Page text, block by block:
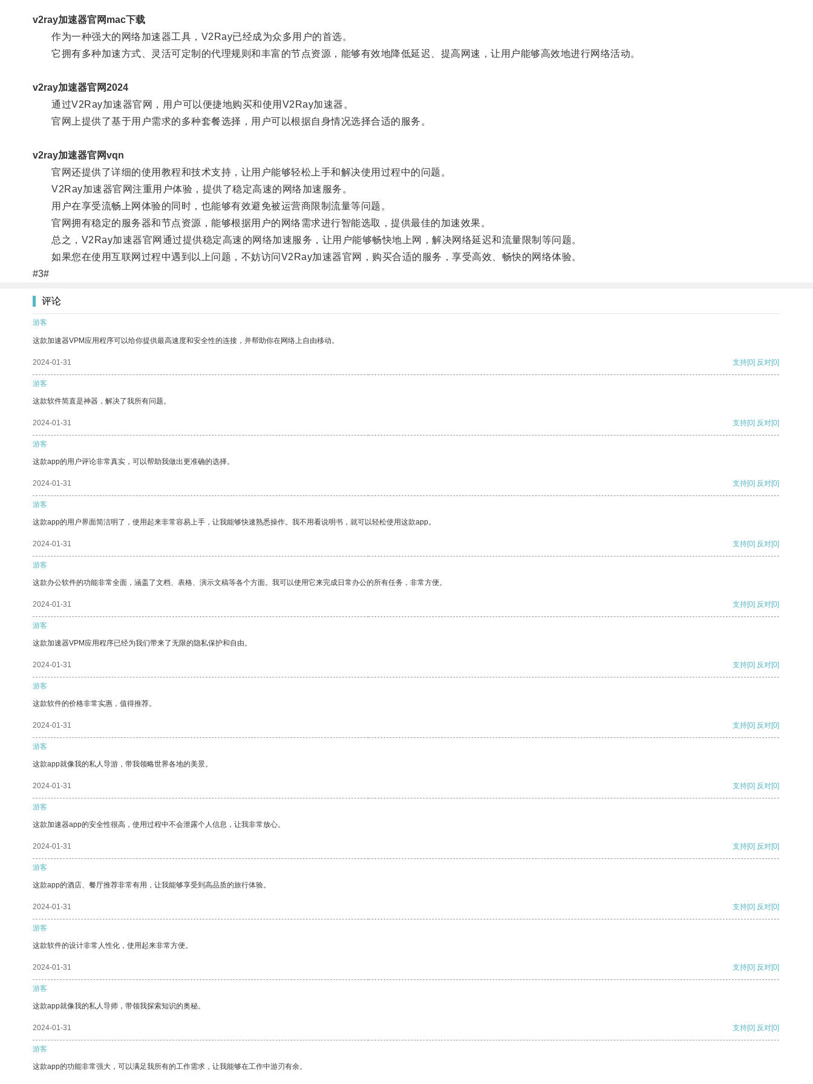
v2ray加速器官网mac下载
作为一种强大的网络加速器工具，V2Ray已经成为众多用户的首选。
它拥有多种加速方式、灵活可定制的代理规则和丰富的节点资源，能够有效地降低延迟、提高网速，让用户能够高效地进行网络活动。
v2ray加速器官网2024
通过V2Ray加速器官网，用户可以便捷地购买和使用V2Ray加速器。
官网上提供了基于用户需求的多种套餐选择，用户可以根据自身情况选择合适的服务。
v2ray加速器官网vqn
官网还提供了详细的使用教程和技术支持，让用户能够轻松上手和解决使用过程中的问题。
V2Ray加速器官网注重用户体验，提供了稳定高速的网络加速服务。
用户在享受流畅上网体验的同时，也能够有效避免被运营商限制流量等问题。
官网拥有稳定的服务器和节点资源，能够根据用户的网络需求进行智能选取，提供最佳的加速效果。
总之，V2Ray加速器官网通过提供稳定高速的网络加速服务，让用户能够畅快地上网，解决网络延迟和流量限制等问题。
如果您在使用互联网过程中遇到以上问题，不妨访问V2Ray加速器官网，购买合适的服务，享受高效、畅快的网络体验。
#3#
评论
游客
这款加速器VPM应用程序可以给你提供最高速度和安全性的连接，并帮助你在网络上自由移动。
2024-01-31 支持[0] 反对[0]
游客
这款软件简直是神器，解决了我所有问题。
2024-01-31 支持[0] 反对[0]
游客
这款app的用户评论非常真实，可以帮助我做出更准确的选择。
2024-01-31 支持[0] 反对[0]
游客
这款app的用户界面简洁明了，使用起来非常容易上手，让我能够快速熟悉操作。我不用看说明书，就可以轻松使用这款app。
2024-01-31 支持[0] 反对[0]
游客
这款办公软件的功能非常全面，涵盖了文档、表格、演示文稿等各个方面。我可以使用它来完成日常办公的所有任务，非常方便。
2024-01-31 支持[0] 反对[0]
游客
这款加速器VPM应用程序已经为我们带来了无限的隐私保护和自由。
2024-01-31 支持[0] 反对[0]
游客
这款软件的价格非常实惠，值得推荐。
2024-01-31 支持[0] 反对[0]
游客
这款app就像我的私人导游，带我领略世界各地的美景。
2024-01-31 支持[0] 反对[0]
游客
这款加速器app的安全性很高，使用过程中不会泄露个人信息，让我非常放心。
2024-01-31 支持[0] 反对[0]
游客
这款app的酒店、餐厅推荐非常有用，让我能够享受到高品质的旅行体验。
2024-01-31 支持[0] 反对[0]
游客
这款软件的设计非常人性化，使用起来非常方便。
2024-01-31 支持[0] 反对[0]
游客
这款app就像我的私人导师，带领我探索知识的奥秘。
2024-01-31 支持[0] 反对[0]
游客
这款app的功能非常强大，可以满足我所有的工作需求，让我能够在工作中游刃有余。